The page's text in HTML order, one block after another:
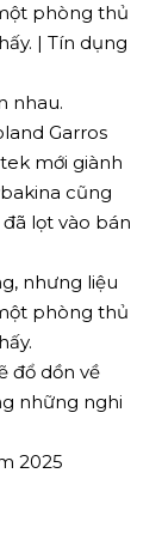
phòng thủ
| Tín dụng
nhau.
Garros
mới giành
cũng
lọt vào bán
nhưng liệu
phòng thủ
đổ dồn về
những nghi
2025